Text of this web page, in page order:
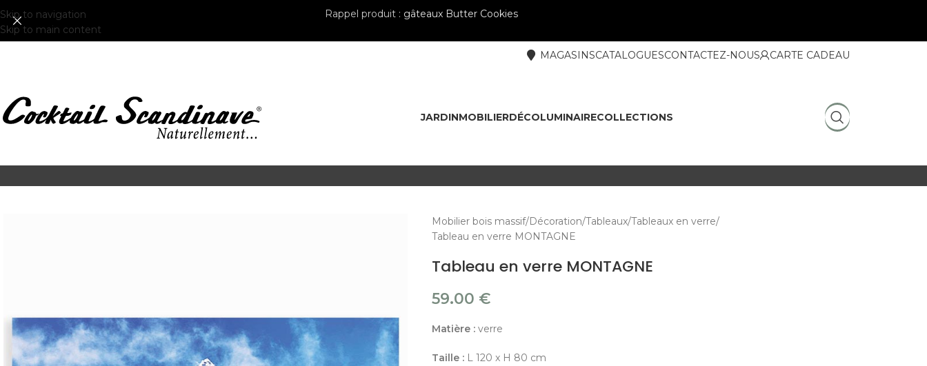
Skip to navigation
Skip to main content
Rappel produit : gâteaux Butter Cookies
MAGASINSCATALOGUESCONTACTEZ-NOUS CARTE CADEAU
JARDINMOBILIERDÉCOLUMINAIRECOLLECTIONS
Mobilier bois massif Décoration Tableaux Tableaux en verre
Tableau en verre MONTAGNE
Tableau en verre MONTAGNE
59.00 €
Matière :verre
Taille :L 120 x H 80 cm